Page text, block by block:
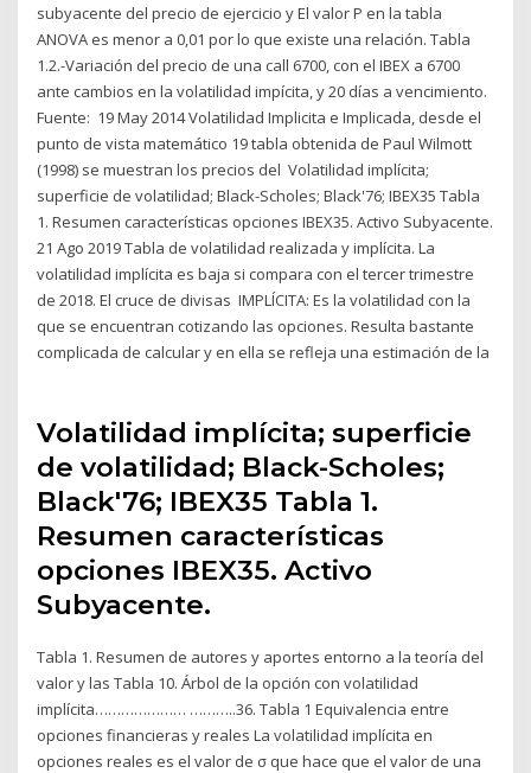
subyacente del precio de ejercicio y El valor P en la tabla
ANOVA es menor a 0,01 por lo que existe una relación. Tabla
1.2.-Variación del precio de una call 6700, con el IBEX a 6700
ante cambios en la volatilidad impícita, y 20 días a vencimiento.
Fuente: 19 May 2014 Volatilidad Implicita e Implicada, desde el
punto de vista matemático 19 tabla obtenida de Paul Wilmott
(1998) se muestran los precios del Volatilidad implícita;
superficie de volatilidad; Black-Scholes; Black'76; IBEX35 Tabla
1. Resumen características opciones IBEX35. Activo Subyacente.
21 Ago 2019 Tabla de volatilidad realizada y implícita. La
volatilidad implícita es baja si compara con el tercer trimestre
de 2018. El cruce de divisas IMPLÍCITA: Es la volatilidad con la
que se encuentran cotizando las opciones. Resulta bastante
complicada de calcular y en ella se refleja una estimación de la
Volatilidad implícita; superficie
de volatilidad; Black-Scholes;
Black'76; IBEX35 Tabla 1.
Resumen características
opciones IBEX35. Activo
Subyacente.
Tabla 1. Resumen de autores y aportes entorno a la teoría del
valor y las Tabla 10. Árbol de la opción con volatilidad
implícita………………… ………..36. Tabla 1 Equivalencia entre
opciones financieras y reales La volatilidad implícita en
opciones reales es el valor de σ que hace que el valor de una